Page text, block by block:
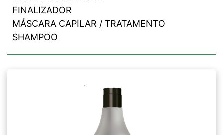
FINALIZADOR
MÁSCARA CAPILAR / TRATAMENTO
SHAMPOO